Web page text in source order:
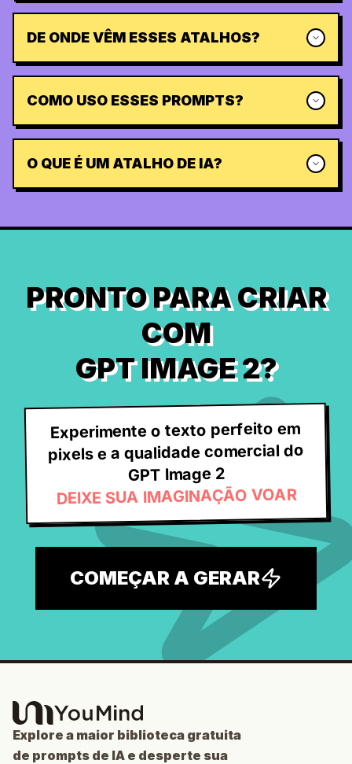
DE ONDE VÊM ESSES ATALHOS?
COMO USO ESSES PROMPTS?
O QUE É UM ATALHO DE IA?
PRONTO PARA CRIAR
COM
GPT IMAGE 2?
Experimente o texto perfeito em
pixels e a qualidade comercial do
GPT Image 2
DEIXE SUA IMAGINAÇÃO VOAR
COMEÇAR A GERAR
Explore a maior biblioteca gratuita
de prompts de IA e desperte sua